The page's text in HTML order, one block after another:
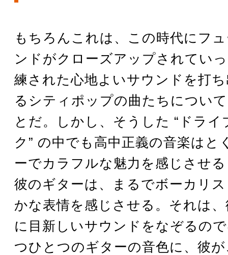
もちろんこれは、この時代にフ
ンドがクローズアップされてい
練された心地よいサウンドを打
るシティポップの曲たちについ
とだ。しかし、そうした “ドライ
ク” の中でも高中正義の音楽はと
ーでカラフルな魅力を感じさせ
彼のギターは、まるでボーカリ
かな表情を感じさせる。それは
に目新しいサウンドをなぞるの
つひとつのギターの音色に、彼